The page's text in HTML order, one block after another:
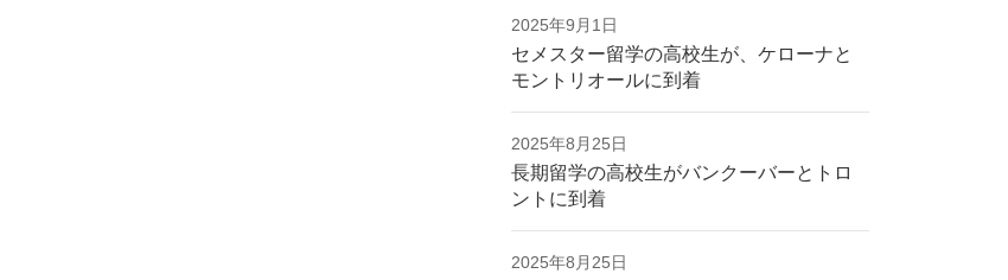
2025年9月1日
セメスター留学の高校生が、ケローナと
モントリオールに到着
2025年8月25日
長期留学の高校生がバンクーバーとトロ
ントに到着
2025年8月25日